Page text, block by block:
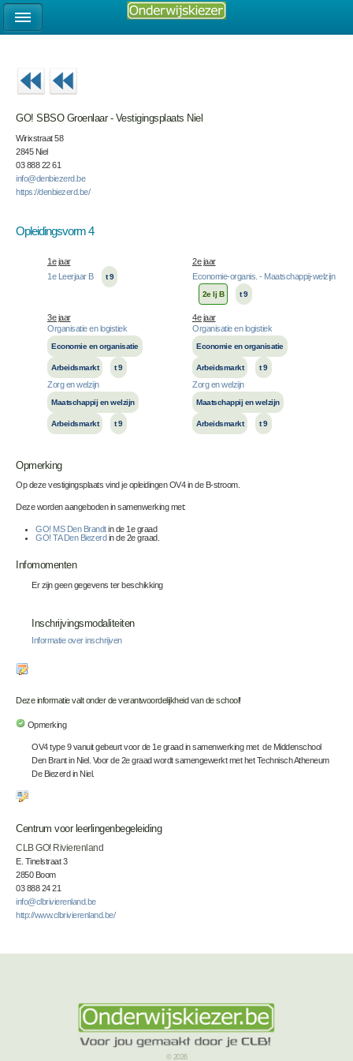
GO! SBSO Groenlaar - Vestigingsplaats Niel
Wirixstraat 58
2845 Niel
03 888 22 61
info@denbiezerd.be
https://denbiezerd.be/
Opleidingsvorm 4
1e jaar
2e jaar
1e Leerjaar B
t 9 Economie-organis. - Maatschappij-welzijn
2e lj B t 9
3e jaar
4e jaar
Organisatie en logistiek
Economie en organisatie
Arbeidsmarkt t 9
Zorg en welzijn
Maatschappij en welzijn
Arbeidsmarkt t 9
Organisatie en logistiek
Economie en organisatie
Arbeidsmarkt t 9
Zorg en welzijn
Maatschappij en welzijn
Arbeidsmarkt t 9
Opmerking
Op deze vestigingsplaats vind je opleidingen OV4 in de B-stroom.
Deze worden aangeboden in samenwerking met:
GO! MS Den Brandtin de 1e graad
GO! TA Den Biezerd in de 2e graad.
Infomomenten
Er zijn geen gegevens ter beschikking
Inschrijvingsmodaliteiten
Informatie over inschrijven
Deze informatie valt onder de verantwoordelijkheid van de school!
Opmerking
OV4 type 9 vanuit gebeurt voor de 1e graad in samenwerking met de Middenschool
Den Brant in Niel. Voor de 2e graad wordt samengewerkt met het Technisch Atheneum
De Biezerd in Niel.
Centrum voor leerlingenbegeleiding
CLB GO! Rivierenland
E. Tinelstraat 3
2850 Boom
03 888 24 21
info@clbrivierenland.be
http://www.clbrivierenland.be/
© 2026